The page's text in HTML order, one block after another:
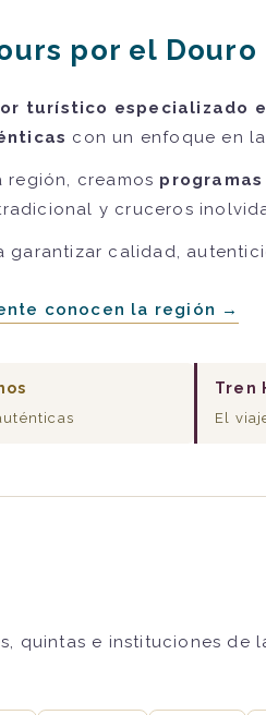
por el Douro
turístico especializado
con un enfoque en
creamos
y cruceros
garantizar calidad,
conocen la región →
Tren
El
quintas e instituciones